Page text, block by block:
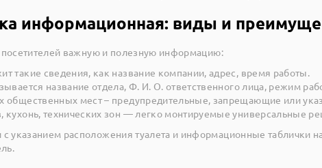
информационная: виды и
посетителей важную и полезную информацию:
такие сведения, как название компании, адрес, время работы.
название отдела, Ф. И. О. ответственного лица, режим
общественных мест – предупредительные, запрещающие или
кухонь, технических зон — легко монтируемые универсальные
расположения туалета и информационные таблички